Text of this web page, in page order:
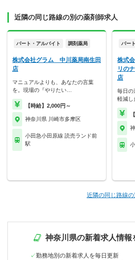
近隣の同じ路線の別の薬剤師求人
パート・アルバイト 調剤薬局
株式会社グラム 中川薬局南生田
店
マニュアルよりも、あなたの言葉
を。現場の『やりたい…
【時給】2,000円～
神奈川県 川崎市多摩区
小田急小田原線 読売ランド前
駅
パー
株式
リの
店
毎日の
軽減
近隣の同じ路線
神奈川県の新着求人情報
勤務地別の新着求人を毎日更新